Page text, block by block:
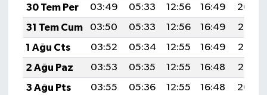
30 Tem Per
03:49 05:33 12:56 16:49
20:09
31 Tem Cum
03:50 05:33 12:56 16:49
20:08
1 Ağu Cts
03:52 05:34 12:55 16:49
20:07
2 Ağu Paz
03:53 05:35 12:55 16:48
20:06
3 Ağu Pts
03:55 05:36 12:55 16:48
20:04